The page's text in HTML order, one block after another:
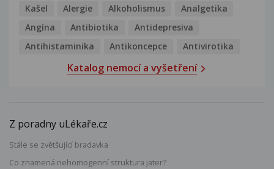
Kašel Alergie Alkoholismus
Analgetika
Angína
Antibiotika
Antidepresiva
Antihistaminika
Antikoncepce Antivirotika
Katalog nemocí a vyšetření
Z poradny uLékaře.cz
Stále se zvětšující bradavka
Co znamená nehomogenní struktura jater?